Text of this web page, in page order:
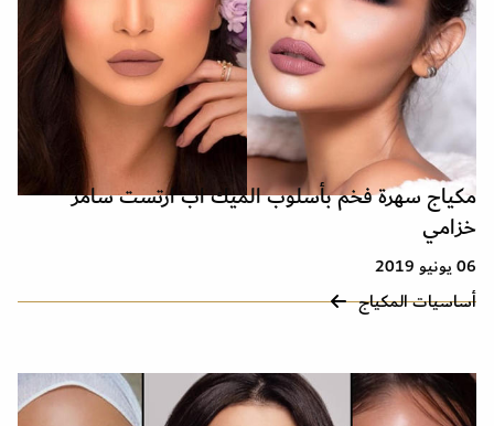
مكياج سهرة فخم بأسلوب الميك اب ارتست سامر
خزامي
06 يونيو 2019
أساسيات المكياج